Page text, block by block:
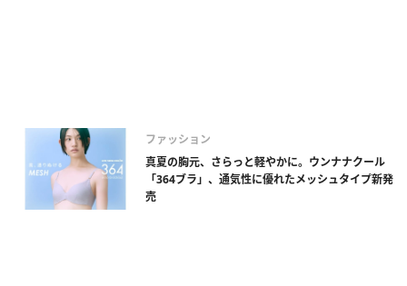
ファッション
真夏の胸元、さらっと軽やかに。ウンナナクール
「364ブラ」、通気性に優れたメッシュタイプ新発
売